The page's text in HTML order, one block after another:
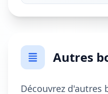
Autres
Découvrez d'autres